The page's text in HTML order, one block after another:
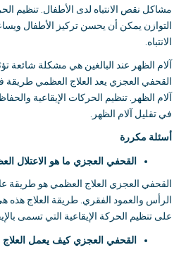
مشاكل نقص الانتباه لدى الأطفال تنظيم
التوازن يمكن أن يحسن تركيز الأطفال
الانتباه
آلام الظهر عند البالغين هي مشكلة شائعة
القحفي العجزي يعد العلاج العظمي طريقة
آلام الظهر
تنظيم الحركات الإيقاعية
في تقليل آلام الظهر
أسئلة مكررة
القحفي العجزي ما هو الاعتلال
القحفي العجزي العلاج العظمي هو طريقة
الرأس والعمود الفقري طريقة العلاج هذه
على تنظيم الحركة الإيقاعية التي تسمى
القحفي العجزي كيف يعمل